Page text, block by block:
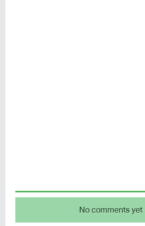
No comments yet